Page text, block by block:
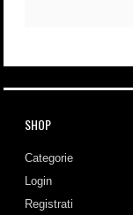
SHOP
Categorie
Login
Registrati